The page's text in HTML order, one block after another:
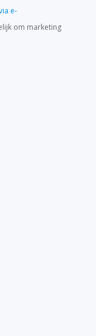
e-
om marketing